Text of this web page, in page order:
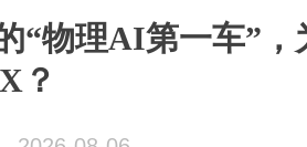
“物理AI第一车”
？